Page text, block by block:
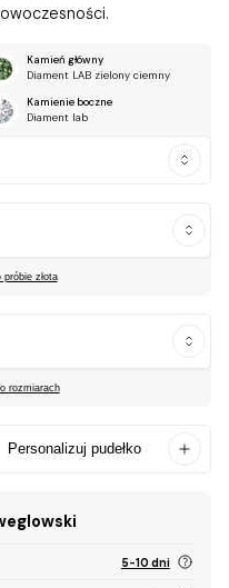
Kamień główny
Diament LAB zielony ciemny
Kamienie boczne
Diament lab
złota
rozmiarach
Personalizuj pudełko
5-10 dni